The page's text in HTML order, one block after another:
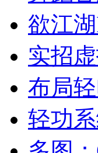
欲江
实招
布局
轻功